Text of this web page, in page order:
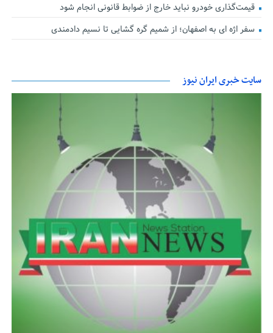
قیمت‌گذاری خودرو نباید خارج از ضوابط قانونی انجام شود
سفر اژه ای به اصفهان؛ از شمیم گره گشایی تا نسیم دادمندی
سایت خبری ایران نیوز